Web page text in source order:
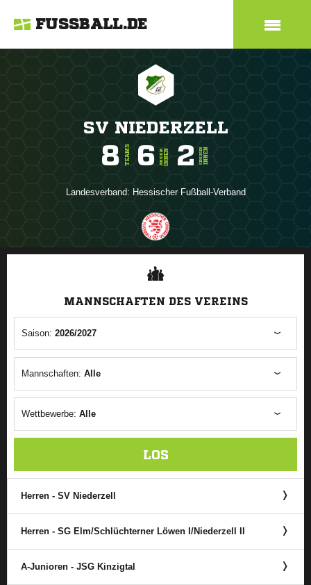
FUSSBALL.DE
SV NIEDERZELL
8 TEAMS 6 JUNIORENINNEN 2 SENIORENINNEN
Landesverband: Hessischer Fußball-Verband
ANZEIGE
MANNSCHAFTEN DES VEREINS
Saison: 2026/2027
Mannschaften: Alle
Wettbewerbe: Alle
LOS
Herren - SV Niederzell
Herren - SG Elm/​Schlüchterner Löwen I/​Niederzell II
A-Junioren - JSG Kinzigtal